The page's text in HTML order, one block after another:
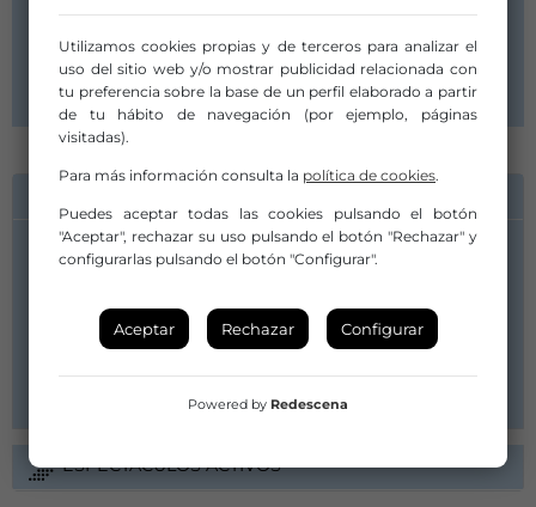
Ciudad Real
Castilla - La Mancha
617015542
ESPECTÁCULOS ACTIVOS
Utilizamos cookies propias y de terceros para analizar el
uso del sitio web y/o mostrar publicidad relacionada con
tu preferencia sobre la base de un perfil elaborado a partir
de tu hábito de navegación (por ejemplo, páginas
visitadas).
Para más información consulta la política de cookies.
Puedes aceptar todas las cookies pulsando el botón
"Aceptar", rechazar su uso pulsando el botón "Rechazar" y
configurarlas pulsando el botón "Configurar".
Aceptar Rechazar Configurar
Powered by Redescena